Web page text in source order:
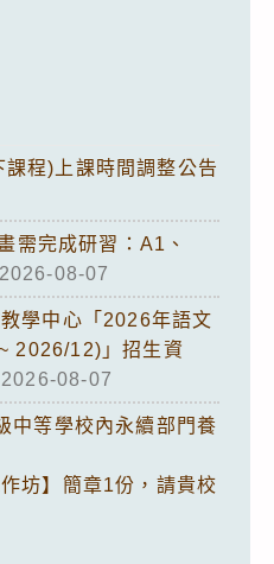
程)上課時間調整公告
需完成研習：A1、
2026-08-07
學中心「2026年語文
2026/12)」招生資
2026-08-07
中等學校內永續部門養
坊】簡章1份，請貴校